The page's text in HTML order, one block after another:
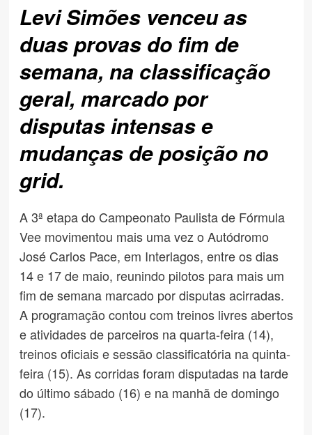
Levi Simões venceu as
duas provas do fim de
semana, na classificação
geral, marcado por
disputas intensas e
mudanças de posição no
grid.
A 3ª etapa do Campeonato Paulista de Fórmula
Vee movimentou mais uma vez o Autódromo
José Carlos Pace, em Interlagos, entre os dias
14 e 17 de maio, reunindo pilotos para mais um
fim de semana marcado por disputas acirradas.
A programação contou com treinos livres abertos
e atividades de parceiros na quarta-feira (14),
treinos oficiais e sessão classificatória na quinta-
feira (15). As corridas foram disputadas na tarde
do último sábado (16) e na manhã de domingo
(17).